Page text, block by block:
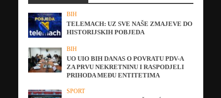
BIH
TELEMACH: UZ SVE NAŠE ZMAJEVE DO
HISTORIJSKIH POBJEDA
BIH
UO UIO BIH DANAS O POVRATU PDV-A
ZA PRVU NEKRETNINU I RASPODJELI
PRIHODA MEĐU ENTITETIMA
SPORT